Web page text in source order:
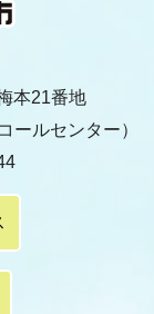
本21番地
ールセンター）